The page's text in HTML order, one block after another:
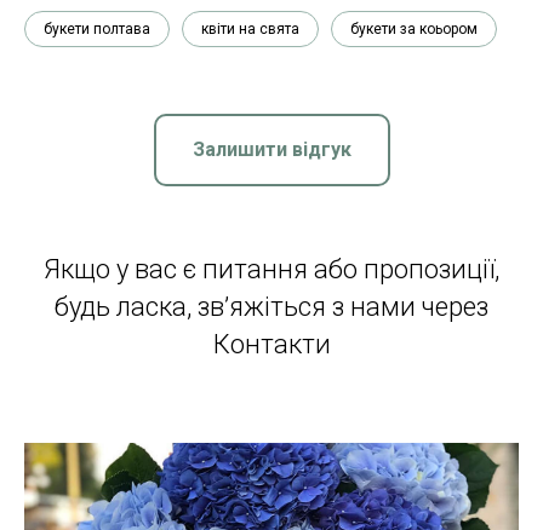
букети полтава квіти на свята букети за коьором
Залишити відгук
Якщо у вас є питання або пропозиції,
будь ласка, зв’яжіться з нами через
Контакти